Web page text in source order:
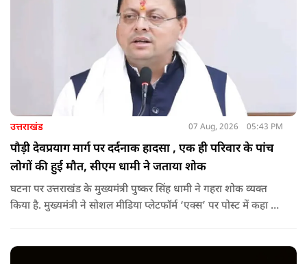
उत्तराखंड 07 Aug, 2026 05:43 PM
पौड़ी देवप्रयाग मार्ग पर दर्दनाक हादसा , एक ही परिवार के पांच
लोगों की हुई मौत, सीएम धामी ने जताया शोक
घटना पर उत्तराखंड के मुख्यमंत्री पुष्कर सिंह धामी ने गहरा शोक व्यक्त
किया है. मुख्यमंत्री ने सोशल मीडिया प्लेटफॉर्म ‘एक्स’ पर पोस्ट में कहा कि
उपचार तथा गंभीर रूप से घायलों को आवश्यकता पड़ने पर एयरलिफ्ट कर